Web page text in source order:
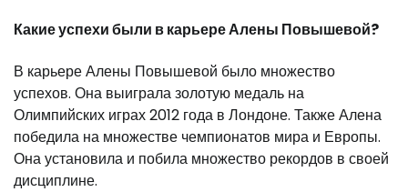
Какие успехи были в карьере Алены Повышевой?
В карьере Алены Повышевой было множество
успехов. Она выиграла золотую медаль на
Олимпийских играх 2012 года в Лондоне. Также Алена
победила на множестве чемпионатов мира и Европы.
Она установила и побила множество рекордов в своей
дисциплине.